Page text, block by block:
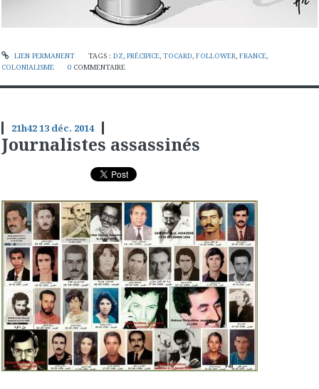
LIEN PERMANENT TAGS : DZ, PRÉCIPICE, TOCARD, FOLLOWER, FRANCE,
COLONIALISME
0 COMMENTAIRE
21h4213 déc. 2014
Journalistes assassinés